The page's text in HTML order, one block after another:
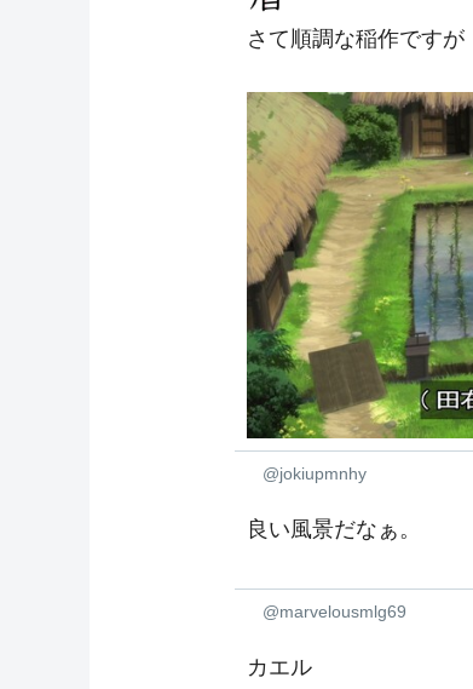
さて順調な稲作ですが
@jokiupmnhy
良い風景だなぁ。
@marvelousmlg69
カエル